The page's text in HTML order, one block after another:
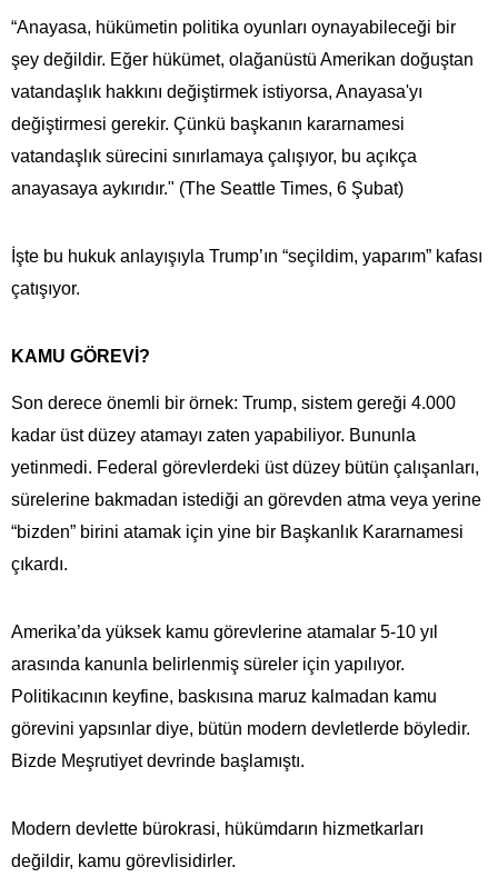
“Anayasa, hükümetin politika oyunları oynayabileceği bir
şey değildir. Eğer hükümet, olağanüstü Amerikan doğuştan
vatandaşlık hakkını değiştirmek istiyorsa, Anayasa'yı
değiştirmesi gerekir. Çünkü başkanın kararnamesi
vatandaşlık sürecini sınırlamaya çalışıyor, bu açıkça
anayasaya aykırıdır." (The Seattle Times, 6 Şubat)
İşte bu hukuk anlayışıyla Trump’ın “seçildim, yaparım” kafası
çatışıyor.
KAMU GÖREVİ?
Son derece önemli bir örnek: Trump, sistem gereği 4.000
kadar üst düzey atamayı zaten yapabiliyor. Bununla
yetinmedi. Federal görevlerdeki üst düzey bütün çalışanları,
sürelerine bakmadan istediği an görevden atma veya yerine
“bizden” birini atamak için yine bir Başkanlık Kararnamesi
çıkardı.
Amerika’da yüksek kamu görevlerine atamalar 5-10 yıl
arasında kanunla belirlenmiş süreler için yapılıyor.
Politikacının keyfine, baskısına maruz kalmadan kamu
görevini yapsınlar diye, bütün modern devletlerde böyledir.
Bizde Meşrutiyet devrinde başlamıştı.
Modern devlette bürokrasi, hükümdarın hizmetkarları
değildir, kamu görevlisidirler.